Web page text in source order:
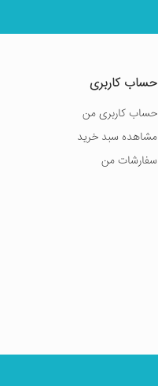
حساب کاربری
حساب کاربری من
مشاهده سبد خرید
سفارشات من